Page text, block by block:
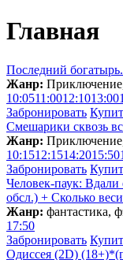
Главная
Последний
Жанр:
10:0511:0012:1013:00
Забронировать
Смешарики сквозь
Жанр:
10:1512:1514:2015:50
Забронировать
Человек-паук:
обсл.) + Сколько
Жанр: фантастика,
17:50
Забронировать
Одиссея (2D)